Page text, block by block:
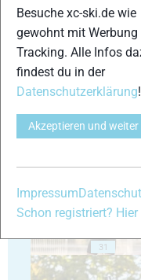
27
31
Besuche xc-ski.de wie
gewohnt mit Werbung
Tracking. Alle Infos
findest du in der
Datenschutzerklärung!
Akzeptieren und weiter
Impressum
Schon registriert?